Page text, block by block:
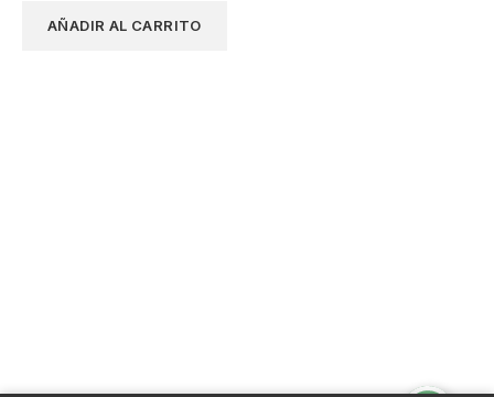
AÑADIR AL CARRITO
